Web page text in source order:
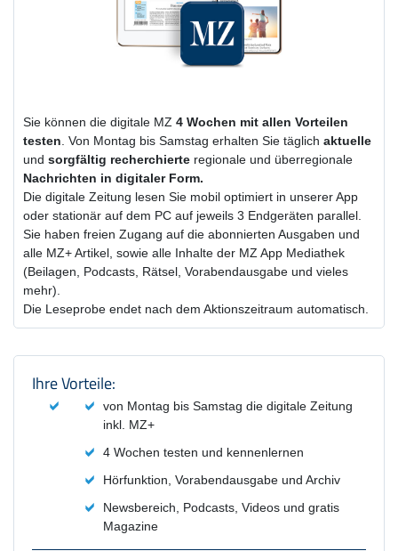
Sie können die digitale MZ 4 Wochen mit allen Vorteilen
testen. Von Montag bis Samstag erhalten Sie täglich aktuelle
und sorgfältig recherchierte regionale und überregionale
Nachrichten in digitaler Form.
Die digitale Zeitung lesen Sie mobil optimiert in unserer App
oder stationär auf dem PC auf jeweils 3 Endgeräten parallel.
Sie haben freien Zugang auf die abonnierten Ausgaben und
alle MZ+ Artikel, sowie alle Inhalte der MZ App Mediathek
(Beilagen, Podcasts, Rätsel, Vorabendausgabe und vieles
mehr).
Die Leseprobe endet nach dem Aktionszeitraum automatisch.
Produktzusammenfassung und
Ihre Vorteile:
von Montag bis Samstag die digitale Zeitung
inkl. MZ+
4 Wochen testen und kennenlernen
Hörfunktion, Vorabendausgabe und Archiv
Newsbereich, Podcasts, Videos und gratis
Magazine